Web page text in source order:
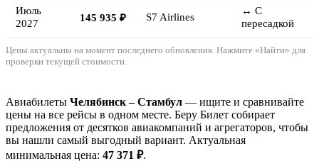
Июль
2027
145 935 ₽ S7 Airlines
↔ С
пересадкой
Цены актуальны на момент последнего обновления. Нажмите «Найти» для
проверки текущей стоимости.
Авиабилеты Челябинск – Стамбул — ищите и сравнивайте
цены на все рейсы в одном месте. Беру Билет собирает
предложения от десятков авиакомпаний и агрегаторов, чтобы
вы нашли самый выгодный вариант. Актуальная
минимальная цена: 47 371 ₽.